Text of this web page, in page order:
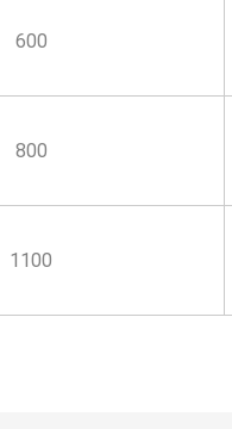
600
800
1100